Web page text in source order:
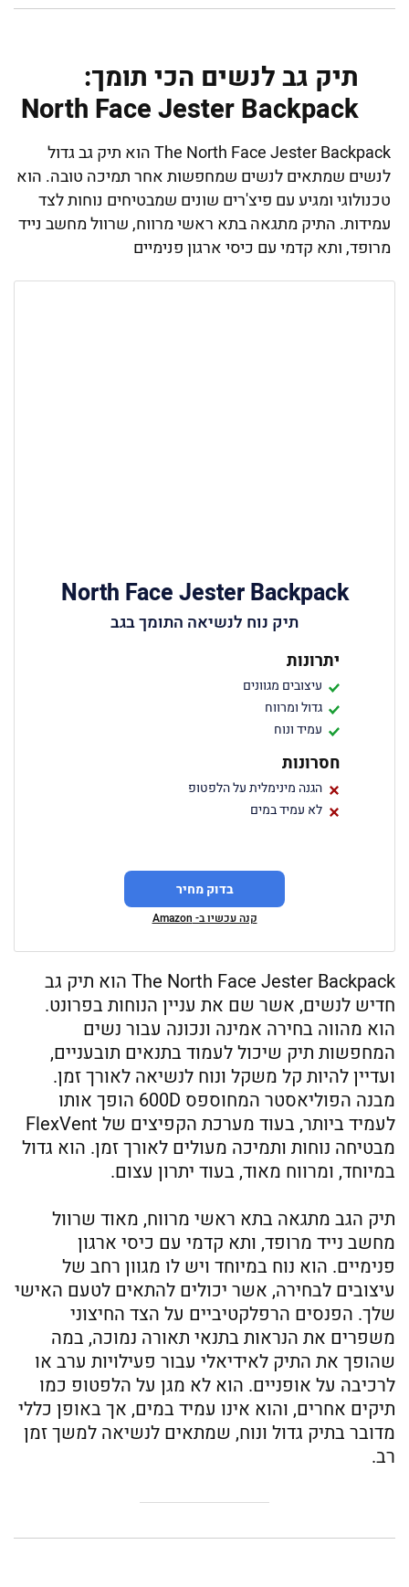
תיק גב לנשים הכי תומך:
North Face Jester Backpack
The North Face Jester Backpack הוא תיק גב גדול
לנשים שמתאים לנשים שמחפשות אחר תמיכה טובה. הוא
טכנולוגי ומגיע עם פיצ'רים שונים שמבטיחים נוחות לצד
עמידות. התיק מתגאה בתא ראשי מרווח, שרוול מחשב נייד
מרופד, ותא קדמי עם כיסי ארגון פנימיים
North Face Jester Backpack
תיק נוח לנשיאה התומך בגב
יתרונות
עיצובים מגוונים
גדול ומרווח
עמיד ונוח
חסרונות
הגנה מינימלית על הלפטופ
לא עמיד במים
בדוק מחיר
קנה עכשיו ב- Amazon
The North Face Jester Backpack הוא תיק גב
חדיש לנשים, אשר שם את עניין הנוחות בפרונט.
הוא מהווה בחירה אמינה ונכונה עבור נשים
המחפשות תיק שיכול לעמוד בתנאים תובעניים,
ועדיין להיות קל משקל ונוח לנשיאה לאורך זמן.
מבנה הפוליאסטר המחוספס 600D הופך אותו
לעמיד ביותר, בעוד מערכת הקפיצים של FlexVent
מבטיחה נוחות ותמיכה מעולים לאורך זמן. הוא גדול
במיוחד, ומרווח מאוד, בעוד יתרון עצום.
תיק הגב מתגאה בתא ראשי מרווח, מאוד שרוול
מחשב נייד מרופד, ותא קדמי עם כיסי ארגון
פנימיים. הוא נוח במיוחד ויש לו מגוון רחב של
עיצובים לבחירה, אשר יכולים להתאים לטעם האישי
שלך. הפנסים הרפלקטיביים על הצד החיצוני
משפרים את הנראות בתנאי תאורה נמוכה, במה
שהופך את התיק לאידיאלי עבור פעילויות ערב או
לרכיבה על אופניים. הוא לא מגן על הלפטופ כמו
תיקים אחרים, והוא אינו עמיד במים, אך באופן כללי
מדובר בתיק גדול ונוח, שמתאים לנשיאה למשך זמן
רב.